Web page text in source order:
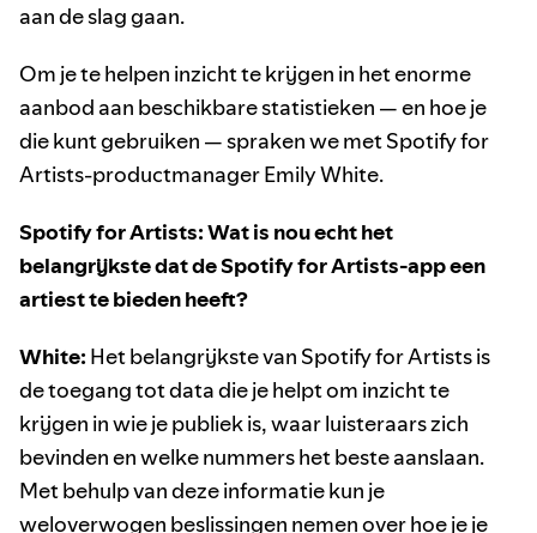
aan de slag gaan.
Om je te helpen inzicht te krijgen in het enorme
aanbod aan beschikbare statistieken — en hoe je
die kunt gebruiken — spraken we met Spotify for
Artists-productmanager Emily White.
Spotify for Artists: Wat is nou echt het
belangrijkste dat de Spotify for Artists-app een
artiest te bieden heeft?
White: Het belangrijkste van Spotify for Artists is
de toegang tot data die je helpt om inzicht te
krijgen in wie je publiek is, waar luisteraars zich
bevinden en welke nummers het beste aanslaan.
Met behulp van deze informatie kun je
weloverwogen beslissingen nemen over hoe je je